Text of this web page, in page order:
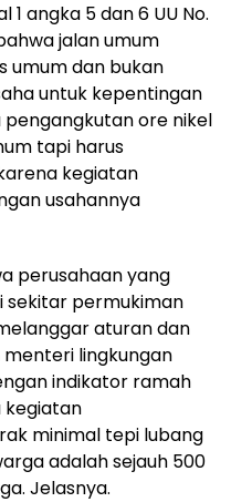
angka 5 dan 6 UU No.
jalan umum
umum dan bukan
untuk kepentingan
pengangkutan ore nikel
tapi harus
kegiatan
usahannya
perusahaan yang
sekitar permukiman
aturan dan
lingkungan
indikator ramah
kegiatan
minimal tepi lubang
adalah sejauh 500
Jelasnya.